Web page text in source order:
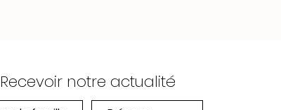
Recevoir notre actualité